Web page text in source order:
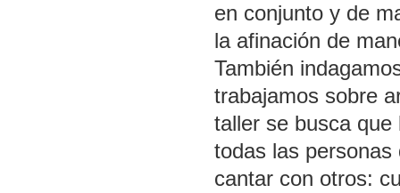
en conjunto y de
la afinación de
También
trabajamos sobre
taller se busca
todas las
cantar con otros: